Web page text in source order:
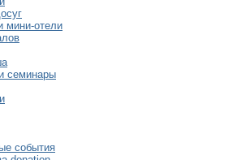
мини-отели
семинары
события